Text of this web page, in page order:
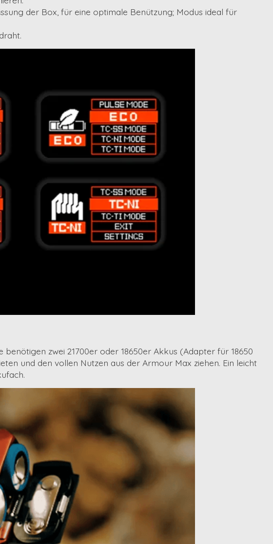
der Box, für eine optimale Benützung; Modus ideal für
benötigen zwei 21700er oder 18650er Akkus (Adapter für 18650
und den vollen Nutzen aus der Armour Max ziehen. Ein leicht